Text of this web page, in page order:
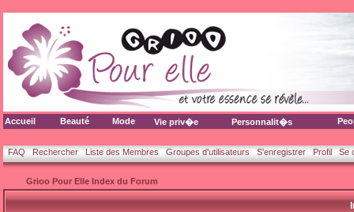
Accueil Beauté Mode Vie priv�e Personnalit�s
FAQ Rechercher Liste des Membres Groupes d'utilisateurs S'enregistrer Profil Se
Grioo Pour Elle Index du Forum